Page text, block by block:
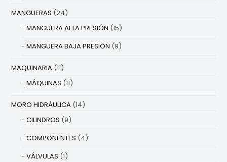
MANGUERAS (24)
MANGUERA ALTA PRESIÓN (15)
MANGUERA BAJA PRESIÓN (9)
MAQUINARIA (11)
MÁQUINAS (11)
MORO HIDRÁULICA (14)
CILINDROS (9)
COMPONENTES (4)
VÁLVULAS (1)